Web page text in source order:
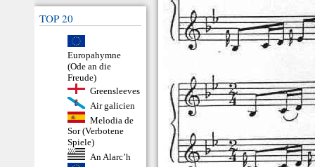
TOP 20
Europahymne
(Ode an die
Freude)
Greensleeves
Air galicien
Melodia de
Sor (Verbotene
Spiele)
An Alarc’h